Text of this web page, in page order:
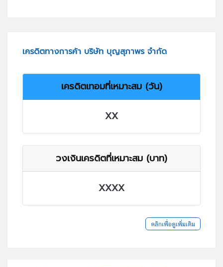
เครดิตทางการค้า บริษัท บุญสุภาพร จำกัด
เครดิตเทอมที่เหมาะสม (วัน)
XX
วงเงินเครดิตที่เหมาะสม (บาท)
XXXX
คลิกเพื่อดูเพิ่มเติม